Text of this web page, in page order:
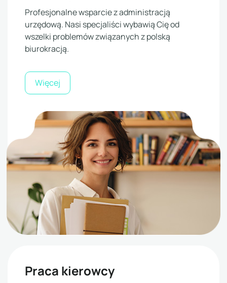
Profesjonalne wsparcie z administracją
urzędową. Nasi specjaliści wybawią Cię od
wszelki problemów związanych z polską
biurokracją.
Więcej
Praca kierowcy